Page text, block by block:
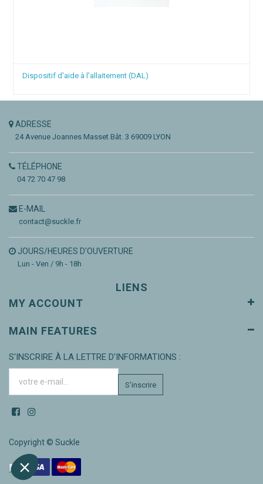
Dispositif d'aide à l'allaitement (DAL)
ADRESSE
24 Avenue Joannes Masset Bât. 3 69009 LYON
TÉLÉPHONE
04 72 70 47 98
E-MAIL
contact@suckle.fr
JOURS/HEURES D'OUVERTURE
Lun - Ven / 9h - 18h
LIENS
MY ACCOUNT
MAIN FEATURES
S'INSCRIRE À LA LETTRE D'INFORMATIONS :
S'inscrire
Copyright © Suckle